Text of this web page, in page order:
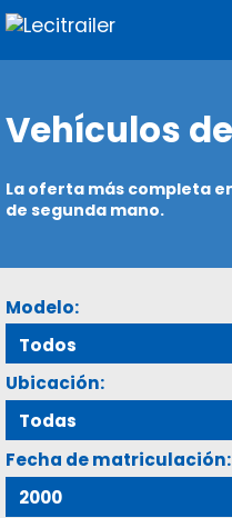
Vehículos
La oferta más completa
de segunda mano.
Modelo:
Ubicación:
Fecha de matriculación: